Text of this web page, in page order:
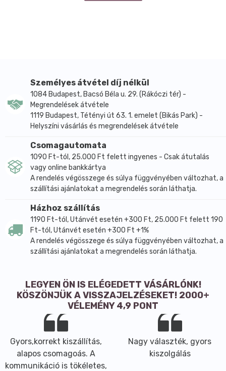
Személyes átvétel díj nélkül
1084 Budapest, Bacsó Béla u. 29. (Rákóczi tér) -
Megrendelések átvétele
1119 Budapest, Tétényi út 63. 1. emelet (Bikás Park) -
Helyszíni vásárlás és megrendelések átvétele
Csomagautomata
1090 Ft-tól, 25.000 Ft felett ingyenes - Csak átutalás
vagy online bankkártya
A rendelés végösszege és súlya függvényében változhat, a
szállítási ajánlatokat a megrendelés során láthatja.
Házhoz szállítás
1190 Ft-tól, Utánvét esetén +300 Ft, 25.000 Ft felett 190
Ft-tól, Utánvét esetén +300 Ft +1%
A rendelés végösszege és súlya függvényében változhat, a
szállítási ajánlatokat a megrendelés során láthatja.
LEGYEN ÖN IS ELÉGEDETT VÁSÁRLÓNK!
KÖSZÖNJÜK A VISSZAJELZÉSEKET! 2000+
VÉLEMÉNY 4,9 PONT
Gyors,korrekt kiszállítás,
alapos csomagoás. A
kommunikáció is tökéletes,
Nagy választék, gyors
kiszolgálás